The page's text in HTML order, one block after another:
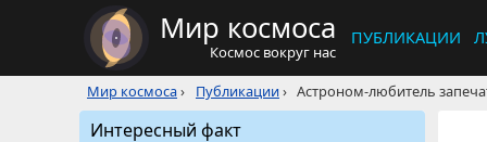
Мир космоса
Космос вокруг нас
ПУБЛИКАЦИИ
Мир космоса› Публикации› Астроном-любитель
Интересный факт